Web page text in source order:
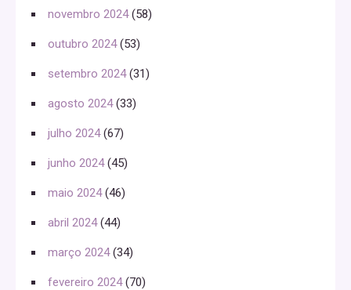
novembro 2024(58)
outubro 2024(53)
setembro 2024(31)
agosto 2024(33)
julho 2024(67)
junho 2024(45)
maio 2024(46)
abril 2024(44)
março 2024(34)
fevereiro 2024(70)